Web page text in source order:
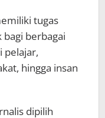
tugas
berbagai
pelajar,
hingga insan
dipilih